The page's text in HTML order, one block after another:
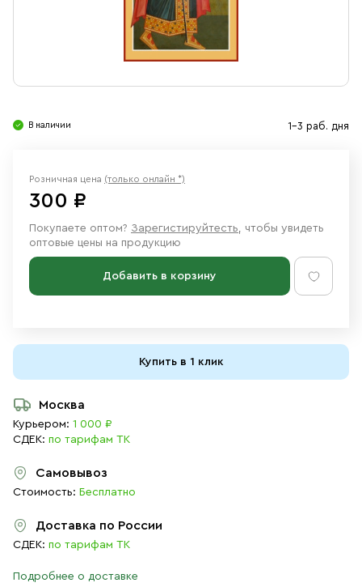
В наличии 1-3 раб. дня
Розничная цена (только онлайн *)
300 ₽
Покупаете оптом? Зарегистируйтесть, чтобы увидеть
оптовые цены на продукцию
Добавить в корзину
Купить в 1 клик
Москва
Курьером: 1 000 ₽
СДЕК: по тарифам ТК
Самовывоз
Стоимость: Бесплатно
Доставка по России
СДЕК: по тарифам ТК
Подробнее о доставке